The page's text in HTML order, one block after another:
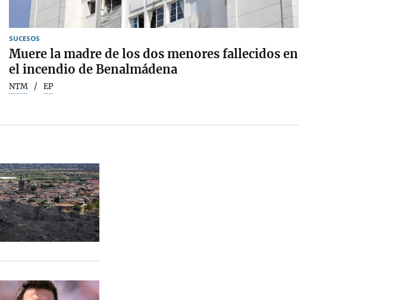
SUCESOS
Muere la madre de los dos menores fallecidos en
el incendio de Benalmádena
NTM EP